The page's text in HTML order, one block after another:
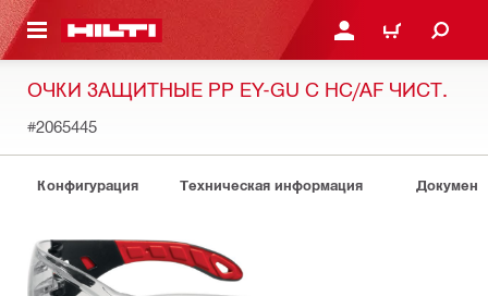
КОНТЕНТУ ВОЙДИТЕ В СВОЮ
КОРЗИНА
ОЧКИ ЗАЩИТНЫЕ PP EY-GU C HC/AF ЧИСТ.
#2065445
Конфигурация Техническая информация